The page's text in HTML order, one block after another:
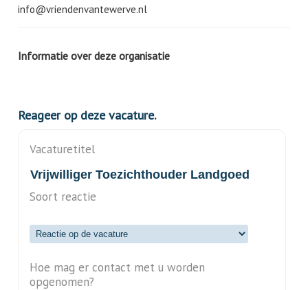
info@vriendenvantewerve.nl
Informatie over deze organisatie
Reageer op deze vacature.
Vacaturetitel
Soort reactie
Hoe mag er contact met u worden
opgenomen?